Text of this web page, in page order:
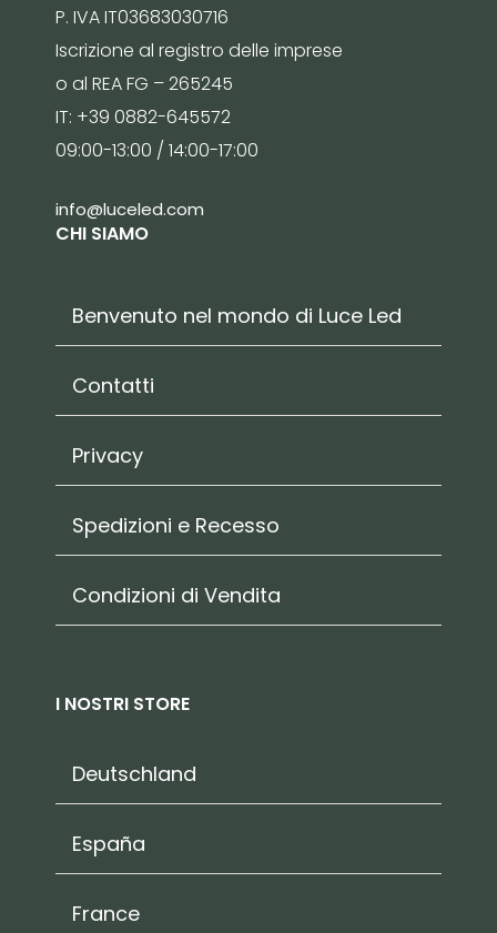
P. IVA IT03683030716
Iscrizione al registro delle imprese
o al REA FG – 265245
IT: +39 0882-645572
09:00-13:00 / 14:00-17:00
info@luceled.com
CHI SIAMO
Benvenuto nel mondo di Luce Led
Contatti
Privacy
Spedizioni e Recesso
Condizioni di Vendita
I NOSTRI STORE
Deutschland
España
France